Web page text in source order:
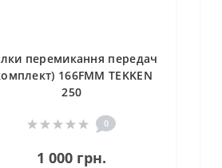
перемикання передач
166FMM TEKKEN
250
0
1 000 грн.